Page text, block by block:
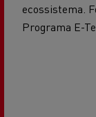
ecossistema.
Programa E-